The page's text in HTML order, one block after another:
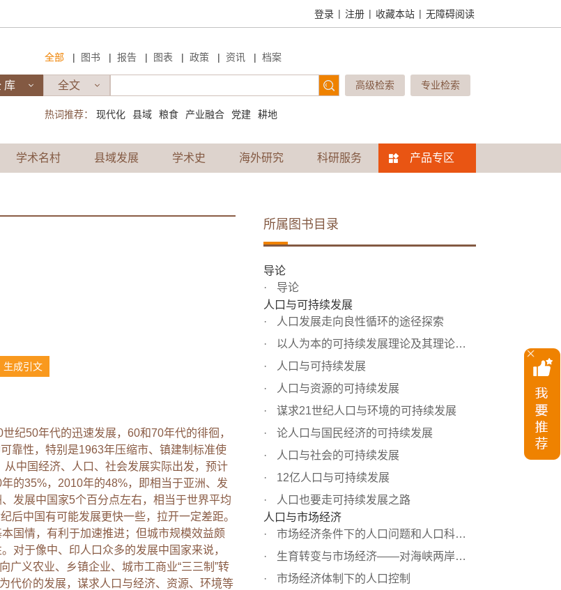
登录 | 注册 | 收藏本站 | 无障碍阅读
全部 | 图书 | 报告 | 图表 | 政策 | 资讯 | 档案
高级检索 专业检索
热词推荐： 现代化 县域 粮食 产业融合 党建 耕地
学术名村 县域发展 学术史 海外研究 科研服务 产品专区
生成引文
纪50年代的迅速发展，60和70年代的徘徊，
靠性，特别是1963年压缩市、镇建制标准使
中国经济、人口、社会发展实际出发，预计
的35%，2010年的48%，即相当于亚洲、发
发展中国家5个百分点左右，相当于世界平均
后中国有可能发展更快一些，拉开一定差距。
国情，有利于加速推进；但城市规模效益颇
对于像中、印人口众多的发展中国家来说，
广义农业、乡镇企业、城市工商业“三三制”转
代价的发展，谋求人口与经济、资源、环境等
所属图书目录
导论
导论
人口与可持续发展
人口发展走向良性循环的途径探索
以人为本的可持续发展理论及其理论体系
人口与可持续发展
人口与资源的可持续发展
谋求21世纪人口与环境的可持续发展
论人口与国民经济的可持续发展
人口与社会的可持续发展
12亿人口与可持续发展
人口也要走可持续发展之路
人口与市场经济
市场经济条件下的人口问题和人口科学研究
生育转变与市场经济——对海峡两岸有关人口现象的分析
市场经济体制下的人口控制